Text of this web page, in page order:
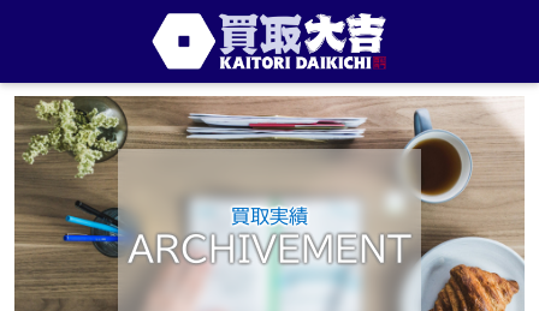
買取実績
ARCHIVEMENT